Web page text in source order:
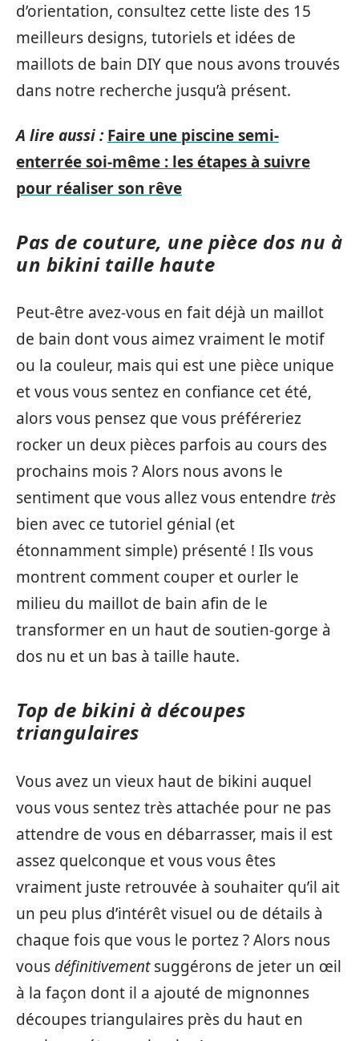
d’orientation, consultez cette liste des 15
meilleurs designs, tutoriels et idées de
maillots de bain DIY que nous avons trouvés
dans notre recherche jusqu’à présent.
A lire aussi : Faire une piscine semi-
enterrée soi-même : les étapes à suivre
pour réaliser son rêve
Pas de couture, une pièce dos nu à
un bikini taille haute
Peut-être avez-vous en fait déjà un maillot
de bain dont vous aimez vraiment le motif
ou la couleur, mais qui est une pièce unique
et vous vous sentez en confiance cet été,
alors vous pensez que vous préféreriez
rocker un deux pièces parfois au cours des
prochains mois ? Alors nous avons le
sentiment que vous allez vous entendre très
bien avec ce tutoriel génial (et
étonnamment simple) présenté ! Ils vous
montrent comment couper et ourler le
milieu du maillot de bain afin de le
transformer en un haut de soutien-gorge à
dos nu et un bas à taille haute.
Top de bikini à découpes
triangulaires
Vous avez un vieux haut de bikini auquel
vous vous sentez très attachée pour ne pas
attendre de vous en débarrasser, mais il est
assez quelconque et vous vous êtes
vraiment juste retrouvée à souhaiter qu’il ait
un peu plus d’intérêt visuel ou de détails à
chaque fois que vous le portez ? Alors nous
vous définitivementsuggérons de jeter un œil
à la façon dont il a ajouté de mignonnes
découpes triangulaires près du haut en